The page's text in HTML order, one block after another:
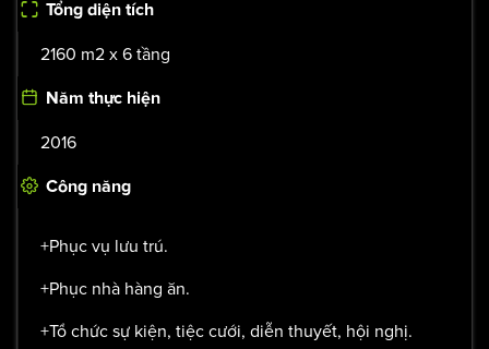
Tổng diện tích
2160 m2 x 6 tầng
Năm thực hiện
2016
Công năng
+Phục vụ lưu trú.
+Phục nhà hàng ăn.
+Tổ chức sự kiện, tiệc cưới, diễn thuyết, hội nghị.